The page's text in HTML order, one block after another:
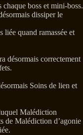
boss et mini-boss.
dissiper le
liée quand ramassée et
désormais correctement
Soins de lien et
Malédiction
de Malédiction d’agonie